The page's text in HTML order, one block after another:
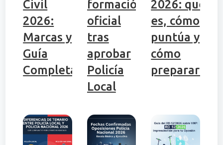
Civil
2026:
Marcas y
Guía
Completa
formación
oficial
tras
aprobar
Policía
Local
2026: qué
es, cómo
puntúa y
cómo
prepararlo